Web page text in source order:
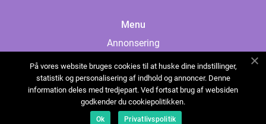
Menu
Annonsering
Cookies
Kontakta oss
Sitemap
På vores website bruges cookies til at huske dine indstillinger,
statistik og personalisering af indhold og annoncer. Denne
information deles med tredjepart. Ved fortsat brug af websiden
godkender du cookiepolitikken.
Ok Privatlivspolitik